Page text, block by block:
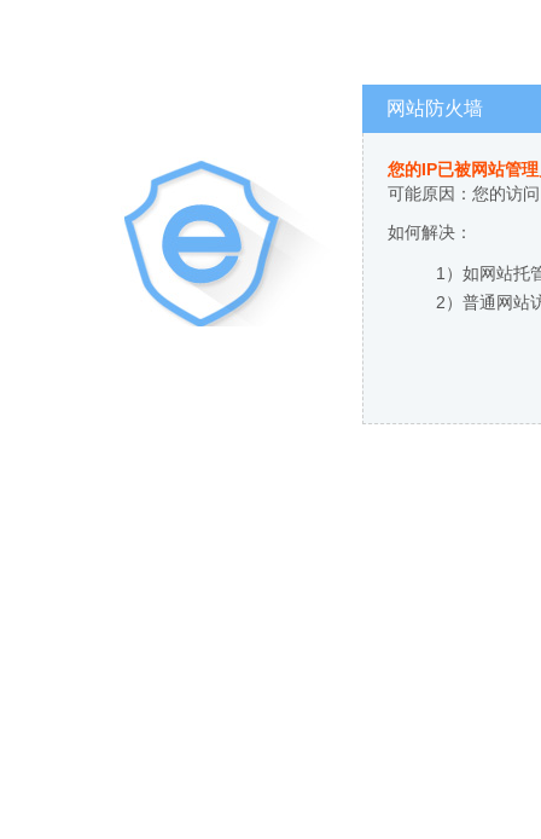
网站防火墙
您的IP已被网站管
可能原因：您的访
如何解决：
1）如网站托
2）普通网站